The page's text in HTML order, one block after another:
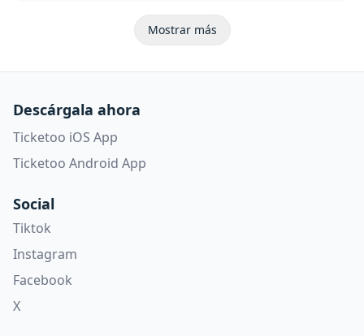
Mostrar más
Descárgala ahora
Ticketoo iOS App
Ticketoo Android App
Social
Tiktok
Instagram
Facebook
X